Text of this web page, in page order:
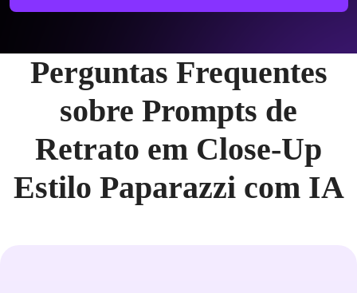
Perguntas Frequentes
sobre Prompts de
Retrato em Close-Up
Estilo Paparazzi com IA